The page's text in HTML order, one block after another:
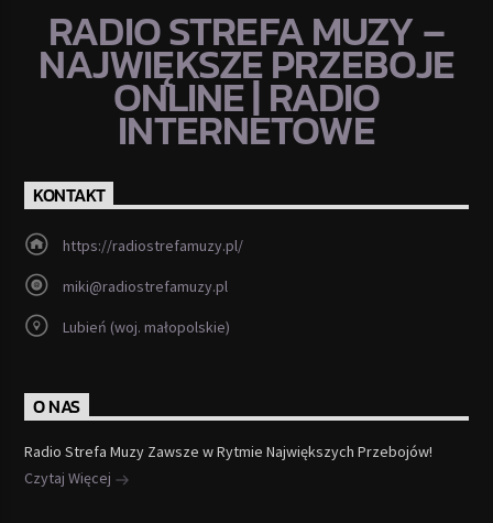
RADIO STREFA MUZY –
NAJWIĘKSZE PRZEBOJE
ONLINE | RADIO
INTERNETOWE
KONTAKT
https://radiostrefamuzy.pl/
miki@radiostrefamuzy.pl
Lubień (woj. małopolskie)
O NAS
Radio Strefa Muzy Zawsze w Rytmie Największych Przebojów!
Czytaj Więcej